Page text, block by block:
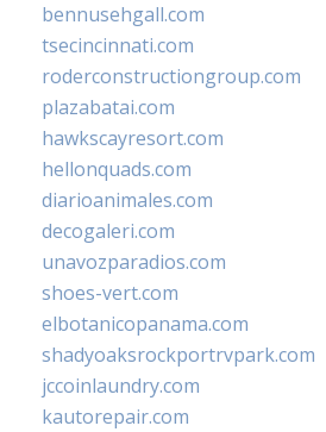
bennusehgall.com
tsecincinnati.com
roderconstructiongroup.com
plazabatai.com
hawkscayresort.com
hellonquads.com
diarioanimales.com
decogaleri.com
unavozparadios.com
shoes-vert.com
elbotanicopanama.com
shadyoaksrockportrvpark.com
jccoinlaundry.com
kautorepair.com